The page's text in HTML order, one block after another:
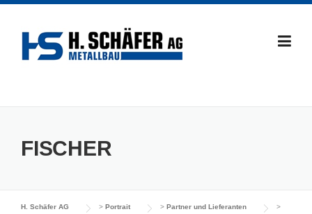
content
FISCHER
H. Schäfer AG > Portrait > Partner und Lieferanten
>